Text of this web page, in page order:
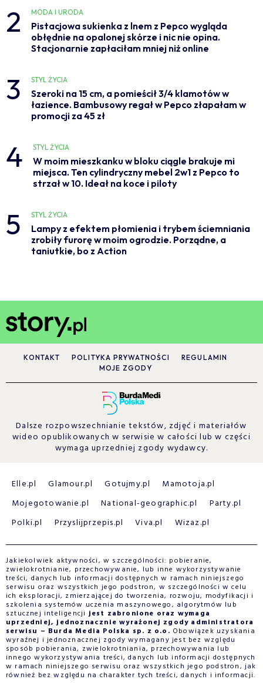
2 MODA I URODA
Pistacjowa sukienka z lnem z Pepco wygląda
obłędnie na opalonej skórze i nic nie opina.
Stacjonarnie zapłaciłam mniej niż online
3 STYL ŻYCIA
Szeroki na 15 cm, a pomieścił 3/4 klamotów w
łazience. Bambusowy regał w Pepco złapałam w
promocji za 45 zł
4 STYL ŻYCIA
W moim mieszkanku w bloku ciągle brakuje mi
miejsca. Ten cylindryczny mebel 2w1 z Pepco to
strzał w 10. Ideał na koce i piloty
5 STYL ŻYCIA
Lampy z efektem płomienia i trybem ściemniania
zrobiły furorę w moim ogrodzie. Porządne, a
taniutkie, bo z Action
KONTAKT POLITYKA PRYWATNOŚCI
REGULAMIN
MOJE ZGODY
Dalsze rozpowszechnianie tekstów, zdjęć i materiałów
wideo opublikowanych w serwisie w całości lub w części
wymaga uprzedniej zgody wydawcy.
Elle.pl Glamour.pl Gotujmy.pl
Mamotoja.pl
Mojegotowanie.pl
National-geographic.pl
Party.pl
Polki.pl
Przyslijprzepis.pl Viva.pl Wizaz.pl
Jakiekolwiek aktywności, w szczególności: pobieranie,
zwielokrotnianie, przechowywanie, lub inne wykorzystywanie
treści, danych lub informacji dostępnych w ramach niniejszego
serwisu oraz wszystkich jego podstron, w szczególności w celu
ich eksploracji, zmierzającej do tworzenia, rozwoju, modyfikacji i
szkolenia systemów uczenia maszynowego, algorytmów lub
sztucznej inteligencjijest zabronione oraz wymaga
uprzedniej, jednoznacznie wyrażonej zgody administratora
serwisu – Burda Media Polska sp. z o.o. Obowiązek uzyskania
wyraźnej i jednoznacznej zgody wymagany jest bez względu
sposób pobierania, zwielokrotniania, przechowywania lub
innego wykorzystywania treści, danych lub informacji dostępnych
w ramach niniejszego serwisu oraz wszystkich jego podstron, jak
również bez względu na charakter tych treści, danych i informacji.